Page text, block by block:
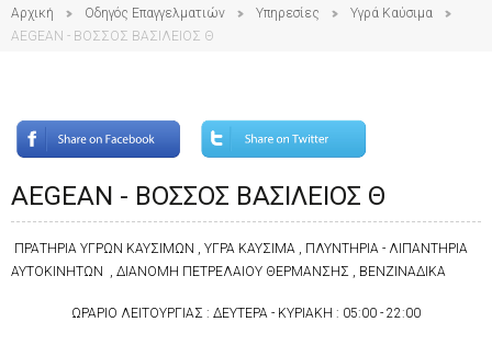
Αρχική Οδηγός Επαγγελματιών Υπηρεσίες
Υγρά Καύσιμα
AEGEAN - ΒΟΣΣΟΣ ΒΑΣΙΛΕΙΟΣ Θ
AEGEAN - ΒΟΣΣΟΣ ΒΑΣΙΛΕΙΟΣ Θ
ΠΡΑΤΗΡΙΑ ΥΓΡΩΝ ΚΑΥΣΙΜΩΝ , ΥΓΡΑ ΚΑΥΣΙΜΑ , ΠΛΥΝΤΗΡΙΑ - ΛΙΠΑΝΤΗΡΙΑ
ΑΥΤΟΚΙΝΗΤΩΝ , ΔΙΑΝΟΜΗ ΠΕΤΡΕΛΑΙΟΥ ΘΕΡΜΑΝΣΗΣ , ΒΕΝΖΙΝΑΔΙΚΑ
ΩΡΑΡΙΟ ΛΕΙΤΟΥΡΓΙΑΣ : ΔΕΥΤΕΡΑ - ΚΥΡΙΑΚΗ : 05:00 - 22:00